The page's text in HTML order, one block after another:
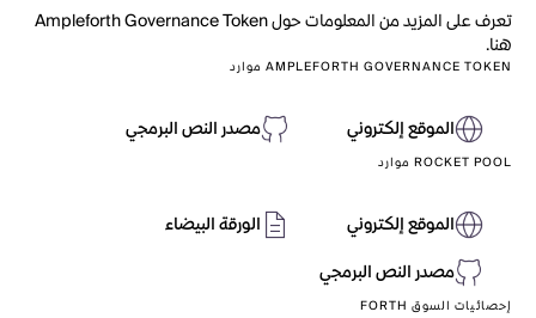
تعرف على المزيد من المعلومات حول Ampleforth Governance Token
هنا.
AMPLEFORTH GOVERNANCE TOKEN موارد
الموقع إلكتروني مصدر النص البرمجي
ROCKET POOL موارد
الموقع إلكتروني
الورقة البيضاء
مصدر النص البرمجي
إحصائيات السوق FORTH